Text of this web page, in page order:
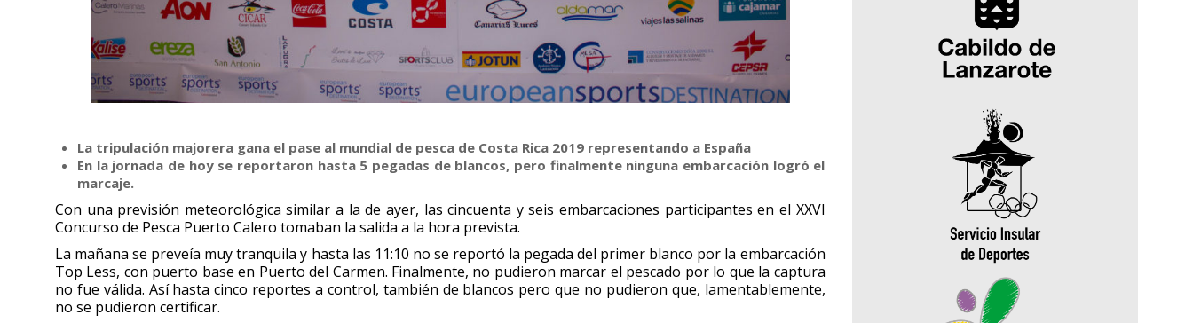
La tripulación majorera gana el pase al mundial de pesca de Costa Rica 2019 representando a España
En la jornada de hoy se reportaron hasta 5 pegadas de blancos, pero finalmente ninguna embarcación logró el
marcaje.
Con una previsión meteorológica similar a la de ayer, las cincuenta y seis embarcaciones participantes en el XXVI
Concurso de Pesca Puerto Calero tomaban la salida a la hora prevista.
La mañana se preveía muy tranquila y hasta las 11:10 no se reportó la pegada del primer blanco por la embarcación
Top Less, con puerto base en Puerto del Carmen. Finalmente, no pudieron marcar el pescado por lo que la captura
no fue válida. Así hasta cinco reportes a control, también de blancos pero que no pudieron que, lamentablemente,
no se pudieron certificar.